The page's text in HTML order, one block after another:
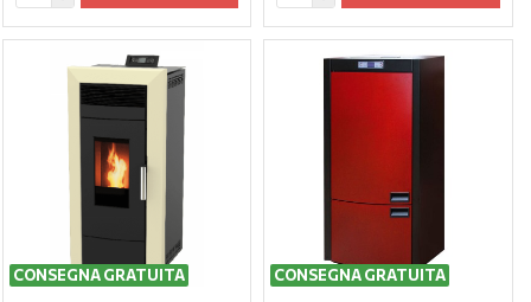
CONSEGNA GRATUITA CONSEGNA GRATUITA